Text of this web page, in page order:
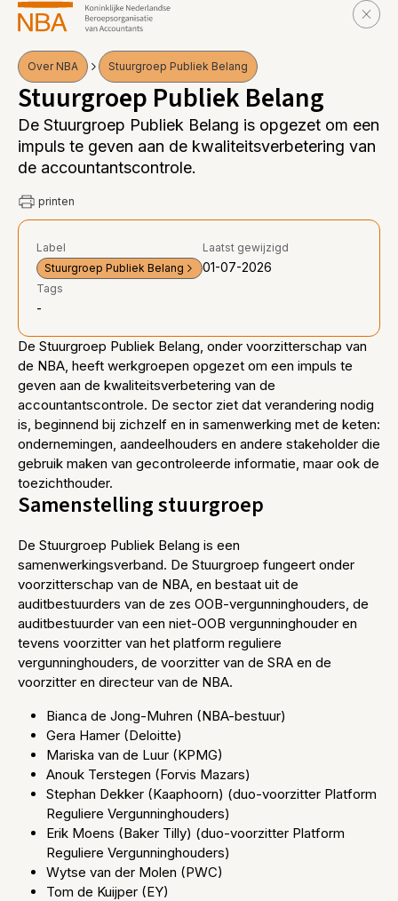
Over NBA Stuurgroep Publiek Belang
Stuurgroep Publiek Belang
De Stuurgroep Publiek Belang is opgezet om een
impuls te geven aan de kwaliteitsverbetering van
de accountantscontrole.
printen
Label
Stuurgroep Publiek Belang
Laatst gewijzigd
01-07-2026
Tags
-
De Stuurgroep Publiek Belang, onder voorzitterschap van
de NBA, heeft werkgroepen opgezet om een impuls te
geven aan de kwaliteitsverbetering van de
accountantscontrole. De sector ziet dat verandering nodig
is, beginnend bij zichzelf en in samenwerking met de keten:
ondernemingen, aandeelhouders en andere stakeholder die
gebruik maken van gecontroleerde informatie, maar ook de
toezichthouder.
Samenstelling stuurgroep
De Stuurgroep Publiek Belang is een
samenwerkingsverband. De Stuurgroep fungeert onder
voorzitterschap van de NBA, en bestaat uit de
auditbestuurders van de zes OOB-vergunninghouders, de
auditbestuurder van een niet-OOB vergunninghouder en
tevens voorzitter van het platform reguliere
vergunninghouders, de voorzitter van de SRA en de
voorzitter en directeur van de NBA.
Bianca de Jong-Muhren (NBA-bestuur)
Gera Hamer (Deloitte)
Mariska van de Luur (KPMG)
Anouk Terstegen (Forvis Mazars)
Stephan Dekker (Kaaphoorn) (duo-voorzitter Platform
Reguliere Vergunninghouders)
Erik Moens (Baker Tilly) (duo-voorzitter Platform
Reguliere Vergunninghouders)
Wytse van der Molen (PWC)
Tom de Kuijper (EY)